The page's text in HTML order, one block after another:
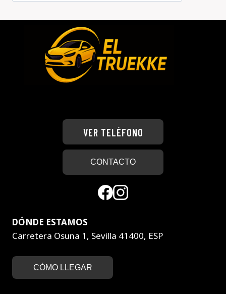
VER TELÉFONO
CONTACTO
DÓNDE ESTAMOS
Carretera Osuna 1, Sevilla 41400, ESP
CÓMO LLEGAR